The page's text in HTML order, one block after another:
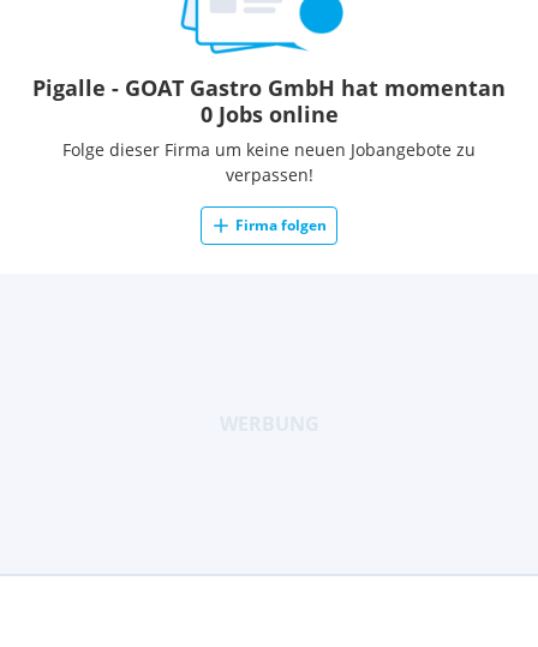
Pigalle - GOAT Gastro GmbH hat momentan
0 Jobs online
Folge dieser Firma um keine neuen Jobangebote zu
verpassen!
Firma folgen